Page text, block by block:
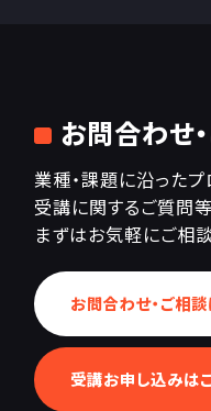
お問合わせ
業種・課題に沿ったプ
受講に関するご質問
まずはお気軽にご相談
お問合わせ・ご相談
受講お申し込みは